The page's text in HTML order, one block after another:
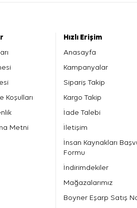
Koşulları
Metni
Hızlı Erişim
Anasayfa
Kampanyalar
Sipariş Takip
Kargo Takip
İade Talebi
İletişim
İnsan Kaynakları
Formu
İndirimdekiler
Mağazalarımız
Boyner Eşarp Satış